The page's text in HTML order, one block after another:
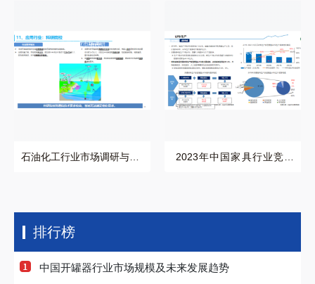
石油化工行业市场调研
与竞争分析项目案例
石油化工行业市场调研与竞
2023年中国家具行业竞
争力研究及市场调研项
目
2023年中国家具行业竞争
排行榜
中国开罐器行业市场规模及未来发展趋势